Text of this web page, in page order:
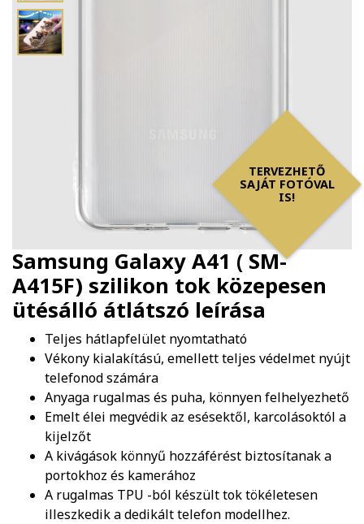
TERVEZHETŐ
SAJÁT FOTÓVAL
IS!
Samsung Galaxy A41 ( SM-
A415F) szilikon tok közepesen
ütésálló átlátszó leírása
Teljes hátlapfelület nyomtatható
Vékony kialakítású, emellett teljes védelmet nyújt
telefonod számára
Anyaga rugalmas és puha, könnyen felhelyezhető
Emelt élei megvédik az esésektől, karcolásoktól a
kijelzőt
A kivágások könnyű hozzáférést biztosítanak a
portokhoz és kamerához
A rugalmas TPU -ból készült tok tökéletesen
illeszkedik a dedikált telefon modellhez.